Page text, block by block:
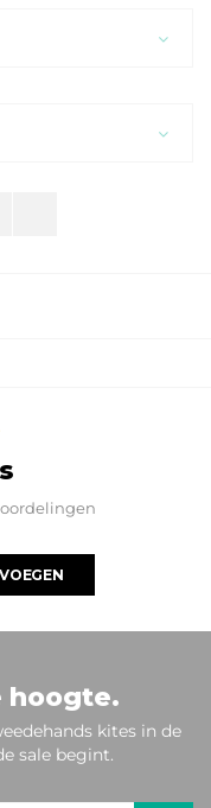
hoogte.
kites in de
sale begint.